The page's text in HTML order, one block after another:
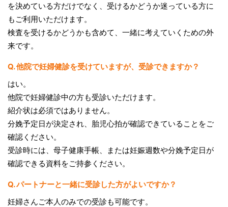
を決めている方だけでなく、受けるかどうか迷っている方に
もご利用いただけます。
検査を受けるかどうかも含めて、一緒に考えていくための外
来です。
Q. 他院で妊婦健診を受けていますが、受診できますか？
はい。
他院で妊婦健診中の方も受診いただけます。
紹介状は必須ではありません。
分娩予定日が決定され、胎児心拍が確認できていることをご
確認ください。
受診時には、母子健康手帳、または妊娠週数や分娩予定日が
確認できる資料をご持参ください。
Q. パートナーと一緒に受診した方がよいですか？
妊婦さんご本人のみでの受診も可能です。